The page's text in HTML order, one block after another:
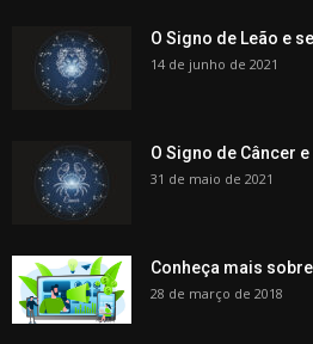
O Signo de Leão e
14 de junho de 2021
O Signo de Câncer
31 de maio de 2021
Conheça mais
28 de março de 2018